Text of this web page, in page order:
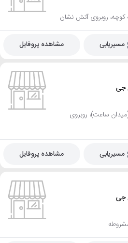
کوچه، روبروی آتش نشان
مسیریابی مشاهده پروفایل
جی
ساعت)، روبروی
مسیریابی مشاهده پروفایل
جی